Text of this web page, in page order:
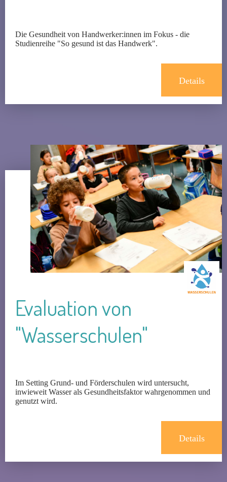
Die Gesundheit von Handwerker:innen im Fokus - die
Studienreihe "So gesund ist das Handwerk".
Details
Evaluation von
"Wasserschulen"
Im Setting Grund- und Förderschulen wird untersucht,
inwieweit Wasser als Gesundheitsfaktor wahrgenommen und
genutzt wird.
Details